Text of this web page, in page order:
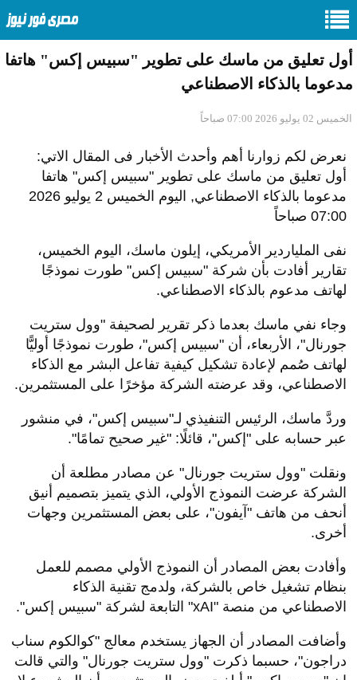
أول تعليق من ماسك على تطوير "سبيس إكس" هاتفا
مدعوما بالذكاء الاصطناعي
الخميس 02 يوليو 2026 07:00 صباحاً
نعرض لكم زوارنا أهم وأحدث الأخبار فى المقال الاتي:
أول تعليق من ماسك على تطوير "سبيس إكس" هاتفا
مدعوما بالذكاء الاصطناعي, اليوم الخميس 2 يوليو 2026
07:00 صباحاً
نفى الملياردير الأمريكي، إيلون ماسك، اليوم الخميس،
تقارير أفادت بأن شركة "سبيس إكس" طورت نموذجًا
لهاتف مدعوم بالذكاء الاصطناعي.
وجاء نفي ماسك بعدما ذكر تقرير لصحيفة "وول ستريت
جورنال"، الأربعاء، أن "سبيس إكس"، طورت نموذجًا أوليًّا
لهاتف صُمم لإعادة تشكيل كيفية تفاعل البشر مع الذكاء
الاصطناعي، وقد عرضته الشركة مؤخرًا على المستثمرين.
وردَّ ماسك، الرئيس التنفيذي لـ"سبيس إكس"، في منشور
عبر حسابه على "إكس"، قائلًا: "غير صحيح تمامًا".
ونقلت "وول ستريت جورنال" عن مصادر مطلعة أن
الشركة عرضت النموذج الأولي، الذي يتميز بتصميم أنيق
أنحف من هاتف "آيفون"، على بعض المستثمرين وجهات
أخرى.
وأفادت بعض المصادر أن النموذج الأولي مصمم للعمل
بنظام تشغيل خاص بالشركة، ولدمج تقنية الذكاء
الاصطناعي من منصة "xAI" التابعة لشركة "سبيس إكس".
وأضافت المصادر أن الجهاز يستخدم معالج "كوالكوم سناب
دراجون"، حسبما ذكرت "وول ستريت جورنال" والتي قالت